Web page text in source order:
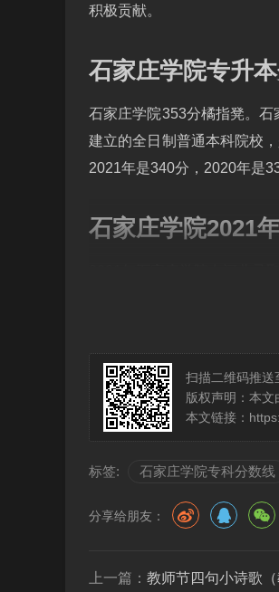
积极贡献。
石家庄学院专升
石家庄学院353分橘指凳。
建立的全日制普通本科院校
2021年是340分，2020年是
石家庄学院2021
石家庄学院（Shijiazhuang
学校始建于1958年的石家庄
家庄师范专科学校升格为石
石家庄学院学生会是在校党
组织、筹备与协调工作。
扫描二维码推送
版权声明：本文
本文链接：
标签: 石家庄学院专科分数线
分享给朋友：
上一篇： 教师节四句小诗歌